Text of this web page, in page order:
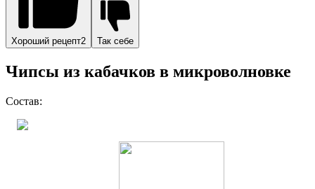
Хороший рецепт2 Так себе
Чипсы из кабачков в микроволновке
Состав: